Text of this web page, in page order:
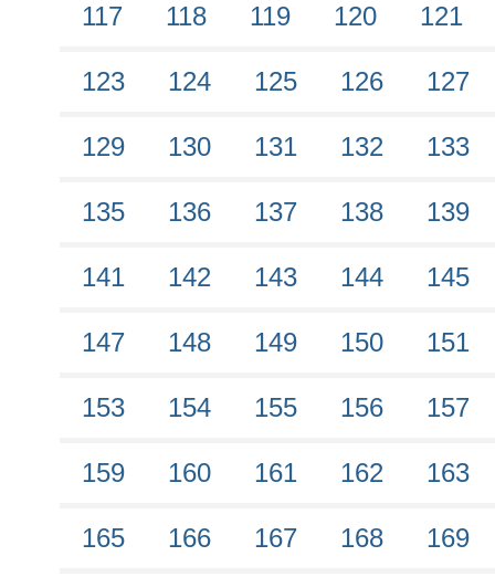
117 118 119 120 121
123 124 125 126 127
129 130 131 132 133
135 136 137 138 139
141 142 143 144 145
147 148 149 150 151
153 154 155 156 157
159 160 161 162 163
165 166 167 168 169